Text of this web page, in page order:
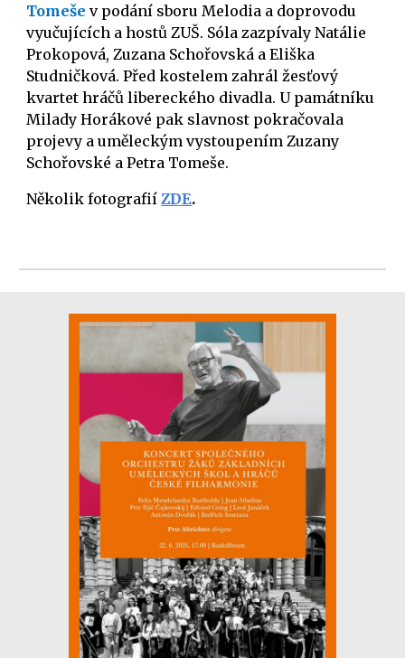
Tomeše v podání sboru Melodia a doprovodu
vyučujících a hostů ZUŠ. Sóla zazpívaly Natálie
Prokopová, Zuzana Schořovská a Eliška
Studničková. Před kostelem zahrál žesťový
kvartet hráčů libereckého divadla. U památníku
Milady Horákové pak slavnost pokračovala
projevy a uměleckým vystoupením Zuzany
Schořovské a Petra Tomeše.
Několik fotografiíZDE.